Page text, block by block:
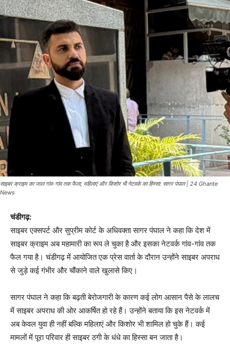
साइबर क्राइम का जाल गांव-गांव तक फैला, महिलाएं और किशोर भी नेटवर्क का हिस्सा: सागर पंघाल | 24 Ghante
News
चंडीगढ़:
साइबर एक्सपर्ट और सुप्रीम कोर्ट के अधिवक्तासागर पंघालने कहा कि देश में
साइबर क्राइम अब महामारी का रूप ले चुका है और इसका नेटवर्क गांव-गांव तक
फैल गया है। चंडीगढ़ में आयोजित एक प्रेस वार्ता के दौरान उन्होंने साइबर अपराध
से जुड़े कई गंभीर और चौंकाने वाले खुलासे किए।
सागर पंघाल ने कहा कि बढ़ती बेरोजगारी के कारण कई लोग आसान पैसे के लालच
में साइबर अपराध की ओर आकर्षित हो रहे हैं। उन्होंने बताया कि इस नेटवर्क में
अब केवल युवा ही नहीं बल्कि महिलाएं और किशोर भी शामिल हो चुके हैं। कई
मामलों में पूरा परिवार ही साइबर ठगी के धंधे का हिस्सा बन जाता है।